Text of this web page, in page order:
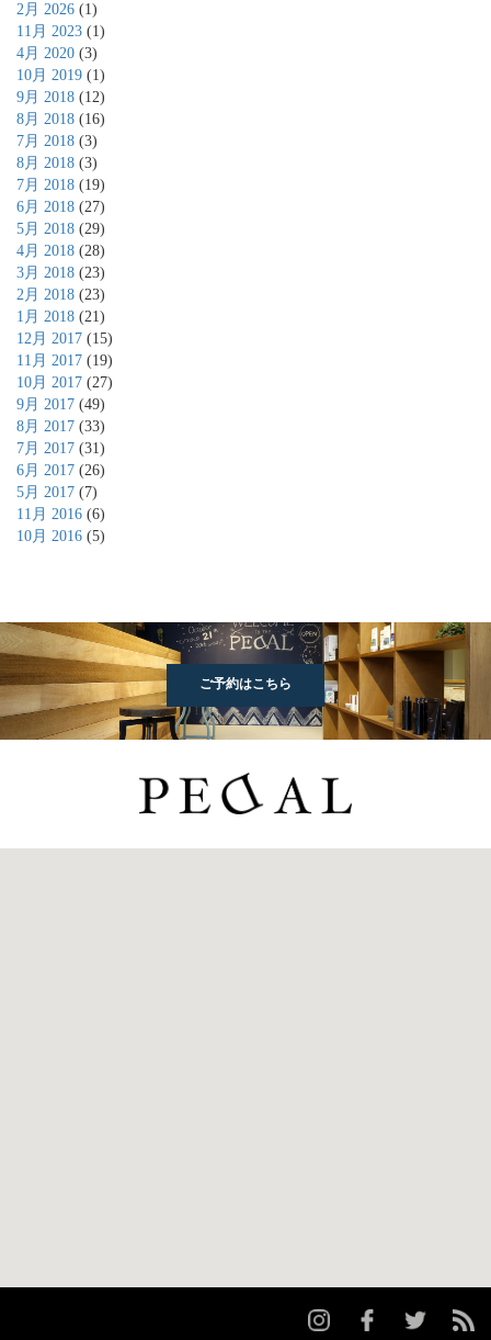
2月 2026 (1)
11月 2023 (1)
4月 2020 (3)
10月 2019 (1)
9月 2018 (12)
8月 2018 (16)
7月 2018 (3)
8月 2018 (3)
7月 2018 (19)
6月 2018 (27)
5月 2018 (29)
4月 2018 (28)
3月 2018 (23)
2月 2018 (23)
1月 2018 (21)
12月 2017 (15)
11月 2017 (19)
10月 2017 (27)
9月 2017 (49)
8月 2017 (33)
7月 2017 (31)
6月 2017 (26)
5月 2017 (7)
11月 2016 (6)
10月 2016 (5)
ご予約はこちら